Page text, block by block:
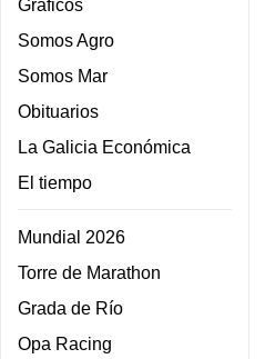
Gráficos
Somos Agro
Somos Mar
Obituarios
La Galicia Económica
El tiempo
Mundial 2026
Torre de Marathon
Grada de Río
Opa Racing